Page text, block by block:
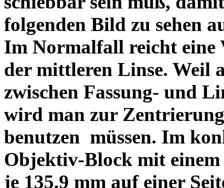
folgenden Bild zu sehen
Im Normalfall reicht eine
der mittleren Linse. Weil
zwischen Fassung- und
wird man zur
benutzen müssen. Im
Objektiv-Block mit einem
je 135.9 mm auf einer